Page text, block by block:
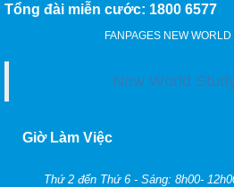
Tổng đài miễn cước: 1800 6577
FANPAGES NEW
New World
Giờ Làm Việc
Thứ 2 đến Thứ 6 - Sáng: 8h00-